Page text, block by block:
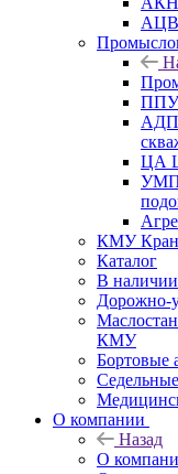
АЦВ
ППУ
ЦА
УМП
КМУ
Каталог
В наличии
Дорожно-
КМУ
Бортовые
О компании
Назад
О